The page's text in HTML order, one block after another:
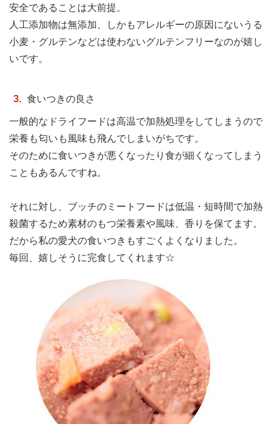
安全であることは大前提。
人工添加物は無添加、しかもアレルギーの原因にないうる
小麦・グルテンなどは使わないグルテンフリーなのが嬉し
いです。
食いつきの良さ
一般的なドライフードは高温で加熱処理をしてしまうので
栄養も匂いも風味も飛んでしまいがちです。
そのために食いつきが悪くなったり食が細くなってしまう
こともあるんですね。
それに対し、ブッチのミートフードは低温・短時間で加熱
殺菌するため素材のもつ栄養素や風味、香りを保てます。
だから私の愛犬の食いつきもすごくよくなりました。
毎回、嬉しそうに完食してくれます☆